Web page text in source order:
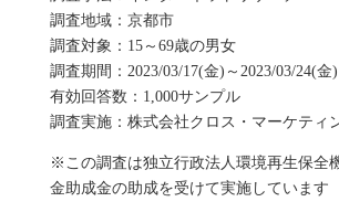
調査地域：京都市
調査対象：15～69歳の男女
調査期間：2023/03/17(金)～2023/03/24(金)
有効回答数：1,000サンプル
調査実施：株式会社クロス・マーケティ
※この調査は独立行政法人環境再生保全
金助成金の助成を受けて実施しています